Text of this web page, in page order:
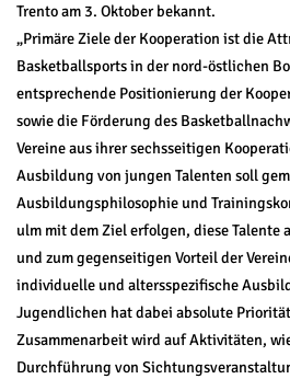
Trento am 3. Oktober bekannt.
„Primäre Ziele der Kooperation ist die
Basketballsports in der nord-östlichen
entsprechende Positionierung der
sowie die Förderung des
Vereine aus ihrer sechsseitigen
Ausbildung von jungen Talenten soll
Ausbildungsphilosophie und
ulm mit dem Ziel erfolgen, diese Talente
und zum gegenseitigen Vorteil der
individuelle und altersspezifische
Jugendlichen hat dabei absolute
Zusammenarbeit wird auf Aktivitäten,
Durchführung von